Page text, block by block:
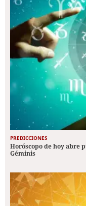
PREDICCIONES
Horóscopo de hoy abre
Géminis